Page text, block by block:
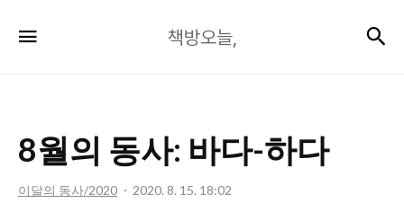
방
책방오늘,
8월의 동사: 바다-하다
이달의 동사/2020 2020. 8. 15. 18:02